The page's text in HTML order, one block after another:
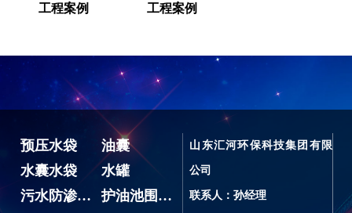
工程案例 工程案例
预压水袋
油囊
水囊水袋
水罐
污水防渗池、蓄水池
护油池围油堰
山东汇河环保科技集团有限
公司
联系人：孙经理